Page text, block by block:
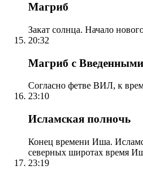
Магриб
Закат солнца. Начало
20:32
Магриб с
Согласно фетве ВИЛ, к
23:10
Исламская полночь
Конец времени Иша.
северных широтах время
23:19